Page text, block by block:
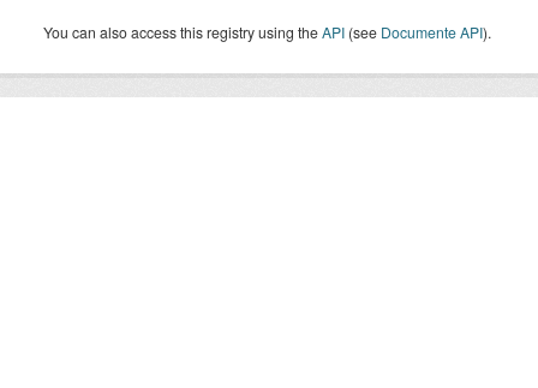
You can also access this registry using theAPI (see Documente API).